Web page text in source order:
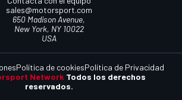
sales@motorsport.com
650 Madison Avenue,
New York, NY 10022
USA
Network Todos los derechos
reservados.
Política de cookiesPolítica de Privacidad